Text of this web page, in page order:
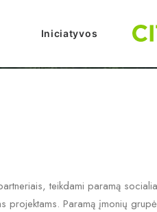
Iniciatyvos
teikdami paramą
projektams. Paramą įmonių